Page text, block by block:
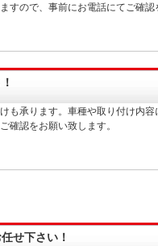
すので、事前にお電話にてご確認
も承ります。車種や取り付け内
確認をお願い致します。
せ下さい！